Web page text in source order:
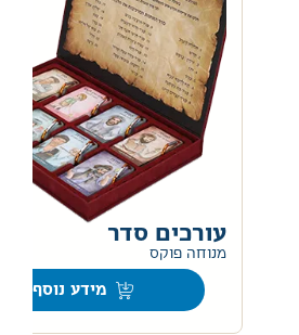
עורכים סדר
מנוחה פוקס
מידע נוסף